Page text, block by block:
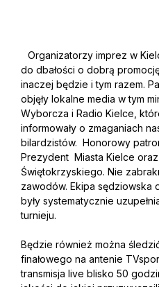
Organizatorzy imprez w
do dbałości o dobrą
inaczej będzie i tym razem.
objęły lokalne media w tym
Wyborcza i Radio Kielce,
informowały o zmaganiach
bilardzistów. Honorowy
Prezydent Miasta Kielce
Świętokrzyskiego. Nie
zawodów. Ekipa sędziowska
były systematycznie
turnieju.
Będzie również można
finałowego na antenie
transmisja live blisko 50